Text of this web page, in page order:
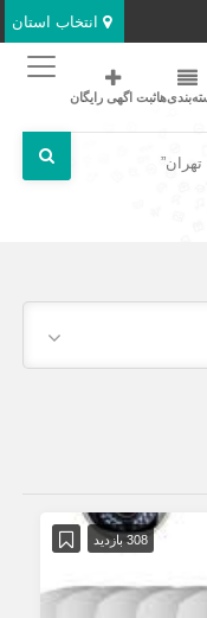
انتخاب استان
ثبت اگهی رایگان
308 بازدید